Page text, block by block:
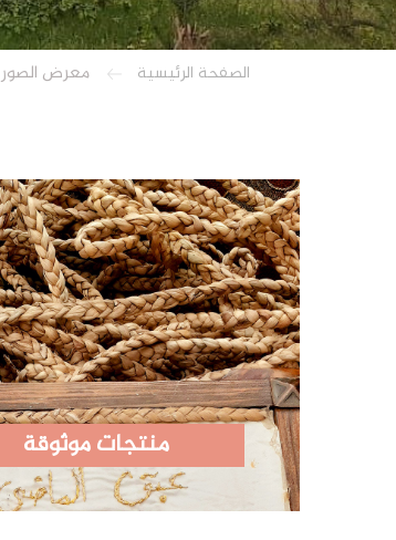
الصفحة الرئيسية معرض الصور
منتجات موثوقة